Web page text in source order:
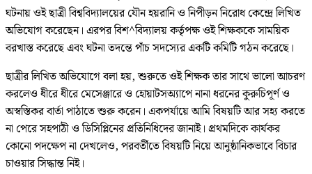
ঘটনায় ওই ছাত্রী বিশ্ববিদ্যালয়ের যৌন হয়রানি ও নিপীড়ন নিরোধ কেন্দ্রে লিখিত
অভিযোগ করেছেন। এরপর বিশ^বিদ্যালয় কর্তৃপক্ষ ওই শিক্ষককে সাময়িক
বরখাস্ত করেছে এবং ঘটনা তদন্তে পাঁচ সদস্যের একটি কমিটি গঠন করেছে।
ছাত্রীর লিখিত অভিযোগে বলা হয়, শুরুতে ওই শিক্ষক তার সাথে ভালো আচরণ
করলেও ধীরে ধীরে মেসেঞ্জারে ও হোয়াটসঅ্যাপে নানা ধরনের কুরুচিপূর্ণ ও
অস্বস্তিকর বার্তা পাঠাতে শুরু করেন। একপর্যায়ে আমি বিষয়টি আর সহ্য করতে
না পেরে সহপাঠী ও ডিসিপ্লিনের প্রতিনিধিদের জানাই। প্রথমদিকে কার্যকর
কোনো পদক্ষেপ না দেখলেও, পরবর্তীতে বিষয়টি নিয়ে আনুষ্ঠানিকভাবে বিচার
চাওয়ার সিদ্ধান্ত নিই।